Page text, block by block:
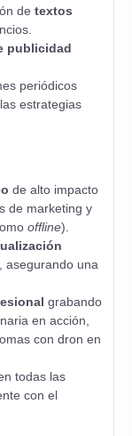
de textos
publicidad
periódicos
estrategias
de alto impacto
de marketing y
offline).
asegurando una
grabando
en acción,
con dron en
todas las
con el